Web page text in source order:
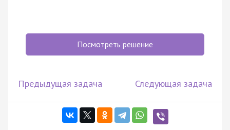
Посмотреть решение
Предыдущая задача Следующая задача